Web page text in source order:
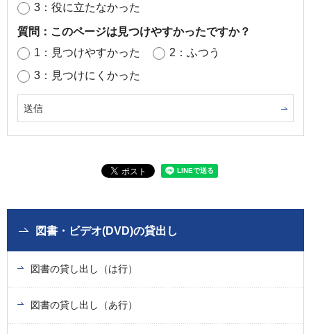
3：役に立たなかった
質問：このページは見つけやすかったですか？
1：見つけやすかった
2：ふつう
3：見つけにくかった
図書・ビデオ(DVD)の貸出し
図書の貸し出し（は行）
図書の貸し出し（あ行）